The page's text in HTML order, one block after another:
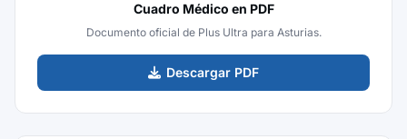
Cuadro Médico en PDF
Documento oficial de Plus Ultra para Asturias.
Descargar PDF